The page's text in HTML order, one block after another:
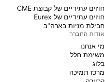
חוזים עתידיים של קבוצת CME
חוזים עתידיים של Eurex
חבילת מניות בארה"ב
אודות החברה
מי אנחנו
משימת חלל
בלוג
מרכז תמיכה